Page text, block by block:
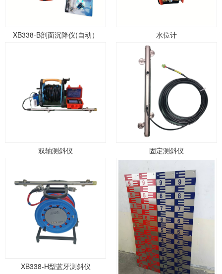
XB338-B剖面沉降仪(自动） 水位计
双轴测斜仪 固定测斜仪
XB338-H型蓝牙测斜仪